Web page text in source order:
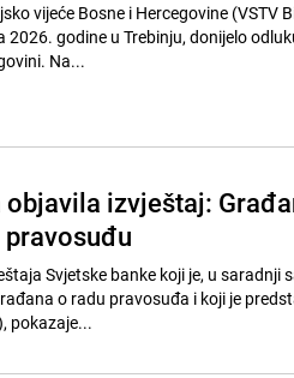
vijeće Bosne i Hercegovine (VSTV
2026. godine u Trebinju, donijelo
Na...
objavila izvještaj:
Svjetske banke koji je, u saradnji
o radu pravosuđa i koji je
pokazaje...